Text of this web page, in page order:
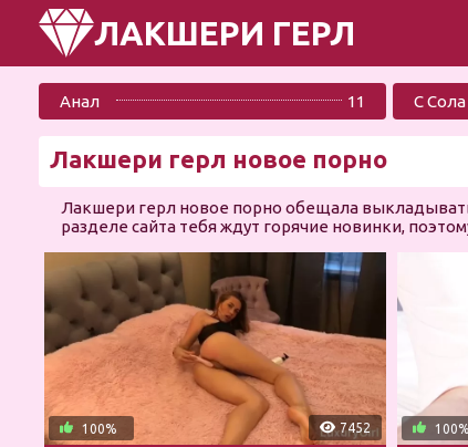
ЛАКШЕРИ ГЕРЛ
Анал 11 С
Лакшери герл новое порно
Лакшери герл новое порно обещала
разделе сайта тебя ждут горячие новинки,
7452
100% 100%